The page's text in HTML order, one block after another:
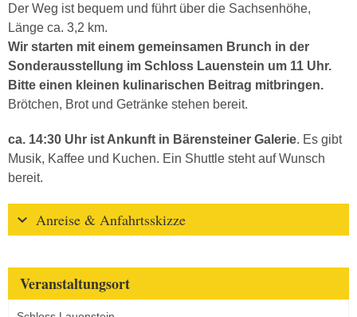
Der Weg ist bequem und führt über die Sachsenhöhe,
Länge ca. 3,2 km.
Wir starten mit einem gemeinsamen Brunch in der
Sonderausstellung im Schloss Lauenstein um 11 Uhr.
Bitte einen kleinen kulinarischen Beitrag mitbringen.
Brötchen, Brot und Getränke stehen bereit.
ca. 14:30 Uhr ist Ankunft in Bärensteiner Galerie. Es gibt
Musik, Kaffee und Kuchen. Ein Shuttle steht auf Wunsch
bereit.
Anreise & Anfahrtsskizze
Veranstaltungsort